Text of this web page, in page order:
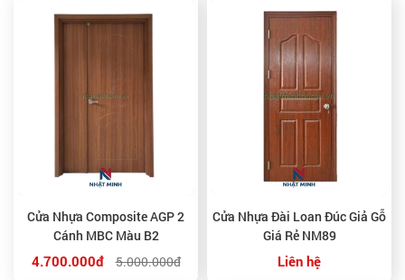
Cửa Nhựa Composite AGP 2
Cánh MBC Màu B2
4.700.000đ 5.000.000đ
Cửa Nhựa Đài Loan Đúc Giả Gỗ
Giá Rẻ NM89
Liên hệ